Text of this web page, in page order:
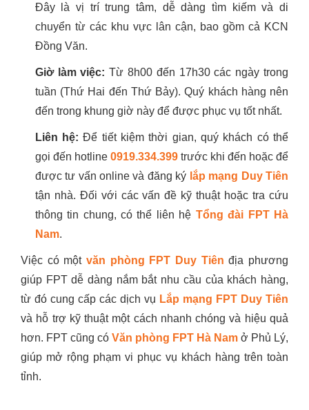
Đây là vị trí trung tâm, dễ dàng tìm kiếm và di
chuyển từ các khu vực lân cận, bao gồm cả KCN
Đồng Văn.
Giờ làm việc: Từ 8h00 đến 17h30 các ngày trong
tuần (Thứ Hai đến Thứ Bảy). Quý khách hàng nên
đến trong khung giờ này để được phục vụ tốt nhất.
Liên hệ: Để tiết kiệm thời gian, quý khách có thể
gọi đến hotline 0919.334.399trước khi đến hoặc để
được tư vấn online và đăng ký lắp mạng Duy Tiên
tận nhà. Đối với các vấn đề kỹ thuật hoặc tra cứu
thông tin chung, có thể liên hệ Tổng đài FPT Hà
Nam.
Việc có một văn phòng FPT Duy Tiên địa phương
giúp FPT dễ dàng nắm bắt nhu cầu của khách hàng,
từ đó cung cấp các dịch vụ Lắp mạng FPT Duy Tiên
và hỗ trợ kỹ thuật một cách nhanh chóng và hiệu quả
hơn. FPT cũng có Văn phòng FPT Hà Nam ở Phủ Lý,
giúp mở rộng phạm vi phục vụ khách hàng trên toàn
tỉnh.